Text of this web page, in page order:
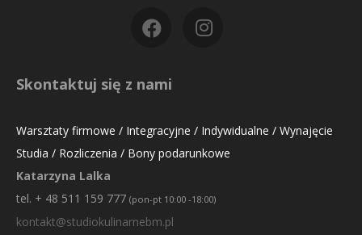
Skontaktuj się z nami
Warsztaty firmowe / Integracyjne / Indywidualne / Wynajęcie
Studia / Rozliczenia / Bony podarunkowe
Katarzyna Lalka
tel. + 48 511 159 777 (pon-pt 10:00 -18:00)
kontakt@studiokulinarnebm.pl